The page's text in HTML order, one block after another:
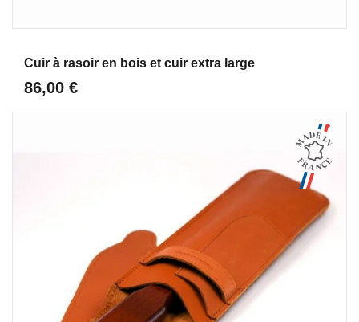
Cuir à rasoir en bois et cuir extra large
86,00 €